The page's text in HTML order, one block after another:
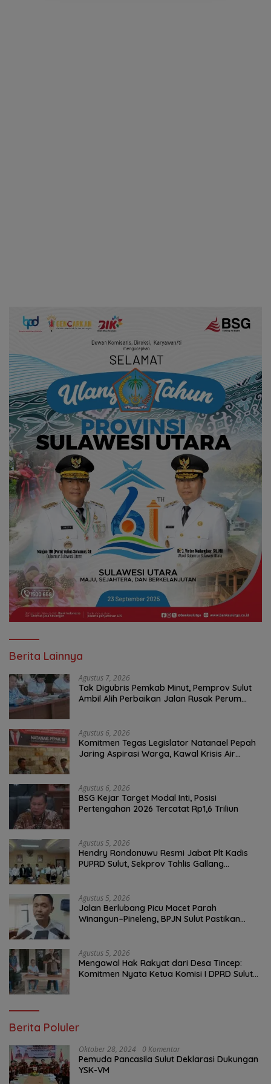
Berita Lainnya
Agustus 7, 2026
Tak Digubris Pemkab Minut, Pemprov Sulut
Ambil Alih Perbaikan Jalan Rusak Perum
Agustus 6, 2026
Komitmen Tegas Legislator Natanael Pepah
Jaring Aspirasi Warga, Kawal Krisis Air
Agustus 6, 2026
BSG Kejar Target Modal Inti, Posisi
Pertengahan 2026 Tercatat Rp1,6 Triliun
Agustus 5, 2026
Hendry Rondonuwu Resmi Jabat Plt Kadis
PUPRD Sulut, Sekprov Tahlis Gallang
Agustus 5, 2026
Jalan Berlubang Picu Macet Parah
Winangun–Pineleng, BPJN Sulut Pastikan
Agustus 5, 2026
Mengawal Hak Rakyat dari Desa Tincep:
Komitmen Nyata Ketua Komisi I DPRD Sulut
Berita Poluler
Oktober 28, 2024 0 Komentar
Pemuda Pancasila Sulut Deklarasi Dukungan
YSK-VM